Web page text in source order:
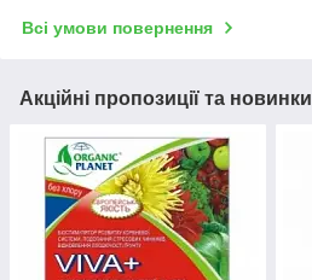
Всі умови повернення
Акційні пропозиції та новинки